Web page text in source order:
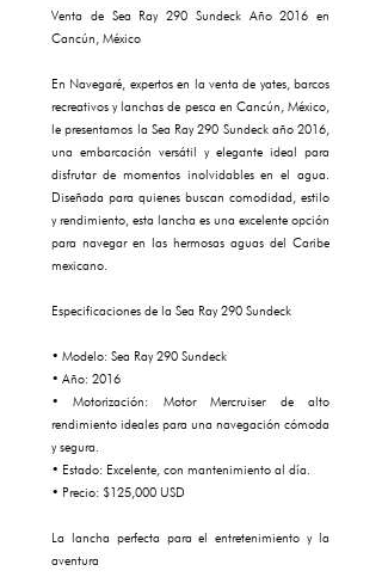
Venta de Sea Ray 290 Sundeck Año 2016 en
Cancún, México
En Navegaré, expertos en la venta de yates, barcos
recreativos y lanchas de pesca en Cancún, México,
le presentamos la Sea Ray 290 Sundeck año 2016,
una embarcación versátil y elegante ideal para
disfrutar de momentos inolvidables en el agua.
Diseñada para quienes buscan comodidad, estilo
y rendimiento, esta lancha es una excelente opción
para navegar en las hermosas aguas del Caribe
mexicano.
Especificaciones de la Sea Ray 290 Sundeck
• Modelo: Sea Ray 290 Sundeck
• Año: 2016
• Motorización: Motor Mercruiser de alto
rendimiento ideales para una navegación cómoda
y segura.
• Estado: Excelente, con mantenimiento al día.
• Precio: $125,000 USD
La lancha perfecta para el entretenimiento y la
aventura